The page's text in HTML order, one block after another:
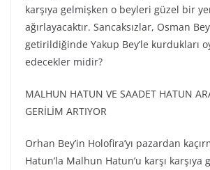
karşıya gelmişken o beyleri güzel bir
ağırlayacaktır. Sancaksızlar, Osman
getirildiğinde Yakup Bey’le kurdukları
edecekler midir?
MALHUN HATUN VE SAADET HATUN
GERİLİM ARTIYOR
Orhan Bey’in Holofira’yı pazardan
Hatun’la Malhun Hatun’u karşı